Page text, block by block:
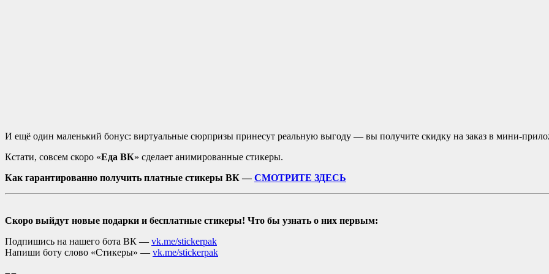
И ещё один маленький бонус: виртуальные сюрпризы принесут реальную выгоду — вы получите скидку на заказ в мини-
Кстати, совсем скоро «Еда ВК» сделает анимированные стикеры.
Как гарантированно получить платные стикеры ВК —СМОТРИТЕ ЗДЕСЬ
Скоро выйдут новые подарки и бесплатные стикеры! Что бы узнать о них первым:
Подпишись на нашего бота ВК — vk.me/stickerpak
Напиши боту слово «Стикеры» — vk.me/stickerpak